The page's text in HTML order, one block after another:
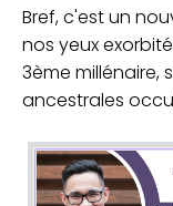
Bref, c'est un
nos yeux
3ème
ancestrales